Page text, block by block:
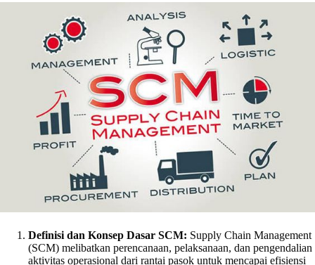
Definisi dan Konsep Dasar SCM: Supply Chain Management
(SCM) melibatkan perencanaan, pelaksanaan, dan pengendalian
aktivitas operasional dari rantai pasok untuk mencapai efisiensi